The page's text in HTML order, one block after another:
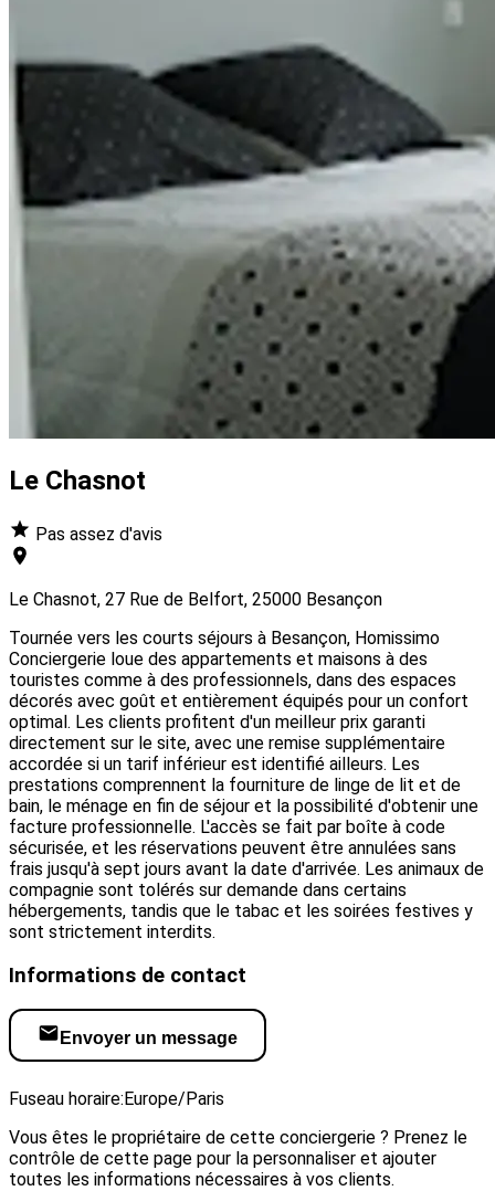
Le Chasnot
Pas assez d'avis
Le Chasnot, 27 Rue de Belfort, 25000 Besançon
Tournée vers les courts séjours à Besançon, Homissimo
Conciergerie loue des appartements et maisons à des
touristes comme à des professionnels, dans des espaces
décorés avec goût et entièrement équipés pour un confort
optimal. Les clients profitent d'un meilleur prix garanti
directement sur le site, avec une remise supplémentaire
accordée si un tarif inférieur est identifié ailleurs. Les
prestations comprennent la fourniture de linge de lit et de
bain, le ménage en fin de séjour et la possibilité d'obtenir une
facture professionnelle. L'accès se fait par boîte à code
sécurisée, et les réservations peuvent être annulées sans
frais jusqu'à sept jours avant la date d'arrivée. Les animaux de
compagnie sont tolérés sur demande dans certains
hébergements, tandis que le tabac et les soirées festives y
sont strictement interdits.
Informations de contact
Envoyer un message
Fuseau horaire:Europe/Paris
Vous êtes le propriétaire de cette conciergerie ? Prenez le
contrôle de cette page pour la personnaliser et ajouter
toutes les informations nécessaires à vos clients.